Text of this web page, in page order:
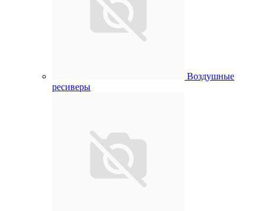
Воздушные
ресиверы